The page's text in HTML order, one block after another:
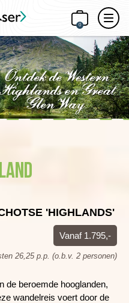
0
'HIGHLANDS'
Vanaf 1.795,-
26,25 p.p. (o.b.v. 2 personen)
de beroemde hooglanden,
wandelreis voert door de